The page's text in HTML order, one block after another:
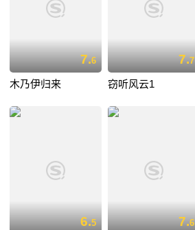
7.6
木乃伊归来
7.7
窃听风云1
6.5 7.6